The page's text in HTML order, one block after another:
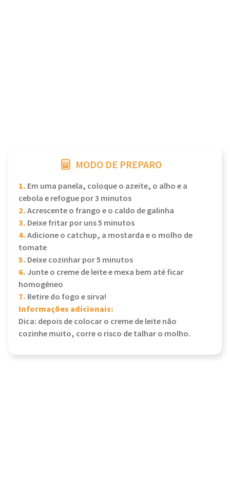
MODO DE PREPARO
1. Em uma panela, coloque o azeite, o alho e a
cebola e refogue por 3 minutos
2.Acrescente o frango e o caldo de galinha
3. Deixe fritar por uns 5 minutos
4.Adicione o catchup, a mostarda e o molho de
tomate
5. Deixe cozinhar por 5 minutos
6. Junte o creme de leite e mexa bem até ficar
homogêneo
7. Retire do fogo e sirva!
Informações adicionais:
Dica: depois de colocar o creme de leite não
cozinhe muito, corre o risco de talhar o molho.